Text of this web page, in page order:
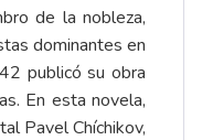
de la nobleza,
dominantes en
publicó su obra
En esta novela,
Pavel Chíchikov,